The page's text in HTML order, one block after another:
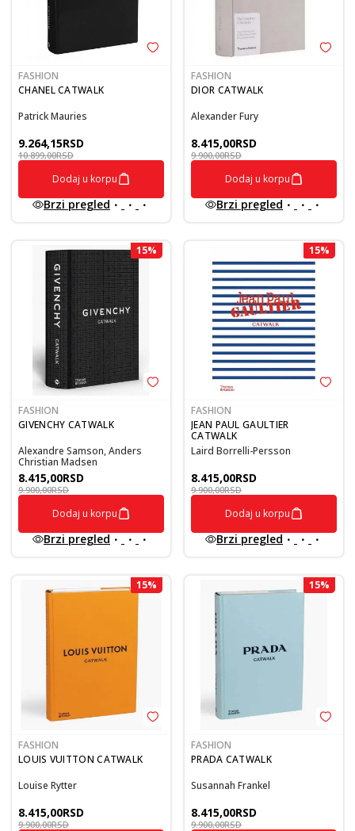
FASHION
CHANEL CATWALK
Patrick Mauries
9.264,15RSD
10.899,00RSD
Dodaj u korpu
Brzi pregled
FASHION
DIOR CATWALK
Alexander Fury
8.415,00RSD
9.900,00RSD
Dodaj u korpu
Brzi pregled
15%
FASHION
GIVENCHY CATWALK
Alexandre Samson, Anders
Christian Madsen
8.415,00RSD
9.900,00RSD
Dodaj u korpu
Brzi pregled
15%
FASHION
JEAN PAUL GAULTIER
CATWALK
Laird Borrelli-Persson
8.415,00RSD
9.900,00RSD
Dodaj u korpu
Brzi pregled
15%
FASHION
LOUIS VUITTON CATWALK
Louise Rytter
8.415,00RSD
9.900,00RSD
15%
FASHION
PRADA CATWALK
Susannah Frankel
8.415,00RSD
9.900,00RSD